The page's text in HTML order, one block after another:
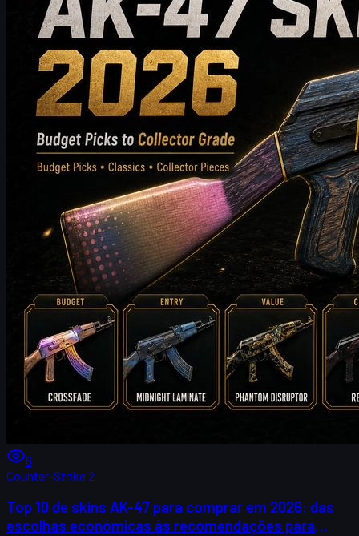
6
Counter-Strike 2
Top 10 de skins AK-47 para comprar em 2026: das
escolhas económicas às recomendações para